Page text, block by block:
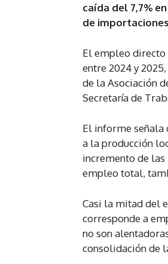
caída del 7,7%
de
El empleo directo
entre 2024 y
de la Asociación
Secretaría de
El informe señala
a la producción
incremento de las
empleo total,
Casi la mitad del
corresponde a
no son
consolidación de